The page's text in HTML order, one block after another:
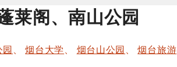
莱阁、南山公园
、烟台大学 烟台山公园 、烟台旅游